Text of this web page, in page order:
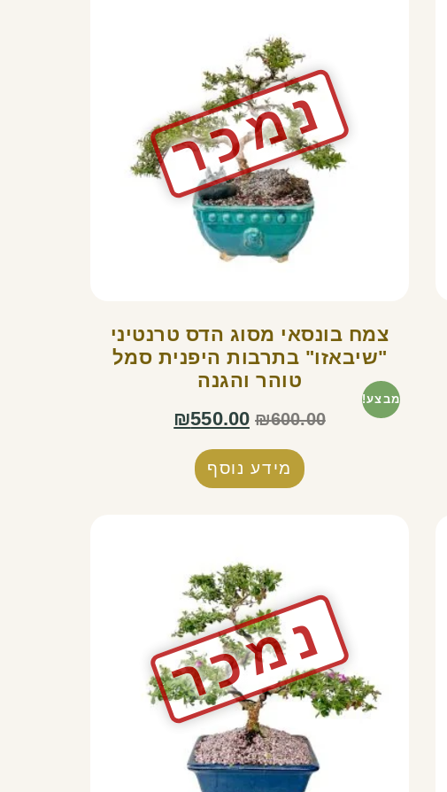
מבצע!
צמח בונסאי מסוג הדס טרנטיני
"שיבאזו" בתרבות היפנית סמל
טוהר והגנה
₪600.00
₪550.00
מידע נוסף